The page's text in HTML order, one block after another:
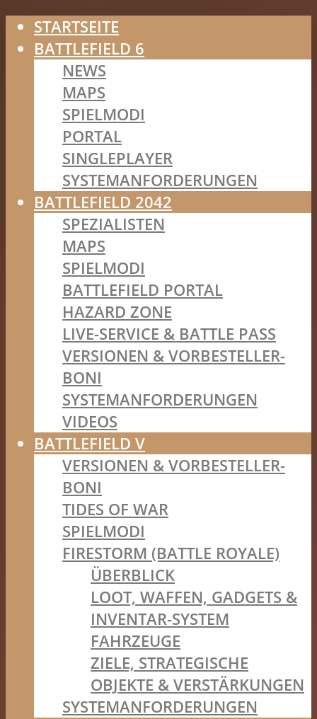
STARTSEITE
BATTLEFIELD 6
NEWS
MAPS
SPIELMODI
PORTAL
SINGLEPLAYER
SYSTEMANFORDERUNGEN
BATTLEFIELD 2042
SPEZIALISTEN
MAPS
SPIELMODI
BATTLEFIELD PORTAL
HAZARD ZONE
LIVE-SERVICE & BATTLE PASS
VERSIONEN & VORBESTELLER-
BONI
SYSTEMANFORDERUNGEN
VIDEOS
BATTLEFIELD V
VERSIONEN & VORBESTELLER-
BONI
TIDES OF WAR
SPIELMODI
FIRESTORM (BATTLE ROYALE)
ÜBERBLICK
LOOT, WAFFEN, GADGETS &
INVENTAR-SYSTEM
FAHRZEUGE
ZIELE, STRATEGISCHE
OBJEKTE & VERSTÄRKUNGEN
SYSTEMANFORDERUNGEN